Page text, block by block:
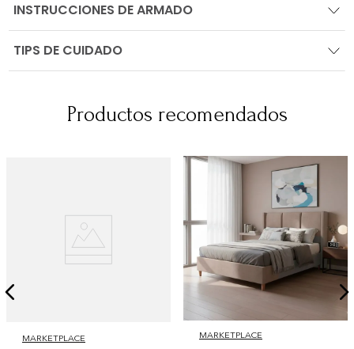
INSTRUCCIONES DE ARMADO
TIPS DE CUIDADO
Productos recomendados
MARKETPLACE MARKETPLACE